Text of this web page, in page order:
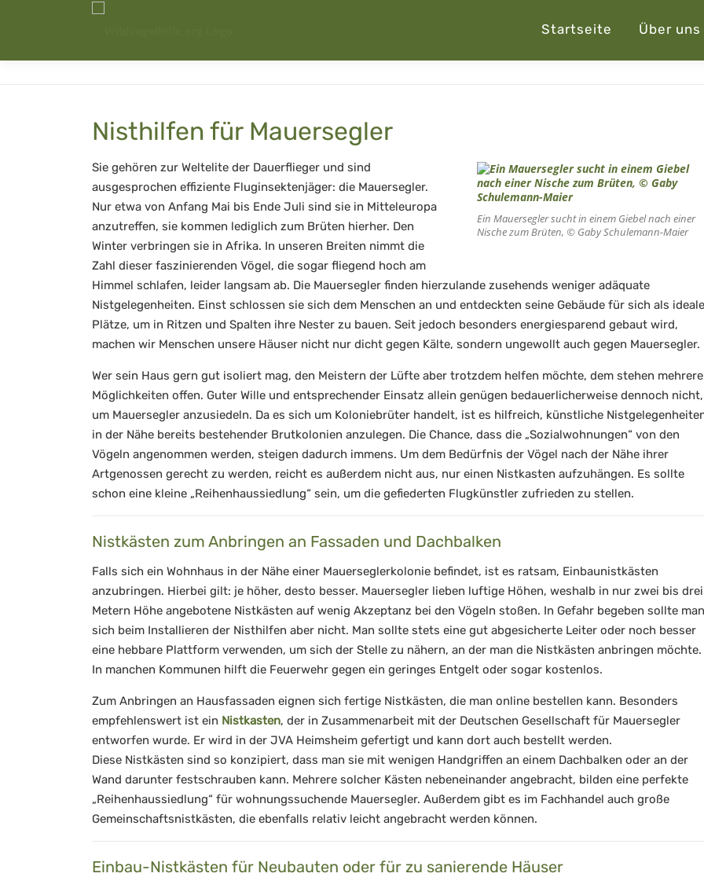
Startseite Über uns
Nisthilfen für Mauersegler
Ein Mauersegler sucht in einem Giebel nach einer
Nische zum Brüten, © Gaby Schulemann-Maier
Sie gehören zur Weltelite der Dauerflieger und sind
ausgesprochen effiziente Fluginsektenjäger: die Mauersegler.
Nur etwa von Anfang Mai bis Ende Juli sind sie in Mitteleuropa
anzutreffen, sie kommen lediglich zum Brüten hierher. Den
Winter verbringen sie in Afrika. In unseren Breiten nimmt die
Zahl dieser faszinierenden Vögel, die sogar fliegend hoch am
Himmel schlafen, leider langsam ab. Die Mauersegler finden hierzulande zusehends weniger adäquate
Nistgelegenheiten. Einst schlossen sie sich dem Menschen an und entdeckten seine Gebäude für sich als ideale
Plätze, um in Ritzen und Spalten ihre Nester zu bauen. Seit jedoch besonders energiesparend gebaut wird,
machen wir Menschen unsere Häuser nicht nur dicht gegen Kälte, sondern ungewollt auch gegen Mauersegler.
Wer sein Haus gern gut isoliert mag, den Meistern der Lüfte aber trotzdem helfen möchte, dem stehen mehrere
Möglichkeiten offen. Guter Wille und entsprechender Einsatz allein genügen bedauerlicherweise dennoch nicht,
um Mauersegler anzusiedeln. Da es sich um Koloniebrüter handelt, ist es hilfreich, künstliche
in der Nähe bereits bestehender Brutkolonien anzulegen. Die Chance, dass die „Sozialwohnungen“ von den
Vögeln angenommen werden, steigen dadurch immens. Um dem Bedürfnis der Vögel nach der Nähe ihrer
Artgenossen gerecht zu werden, reicht es außerdem nicht aus, nur einen Nistkasten aufzuhängen. Es sollte
schon eine kleine „Reihenhaussiedlung“ sein, um die gefiederten Flugkünstler zufrieden zu stellen.
Nistkästen zum Anbringen an Fassaden und Dachbalken
Falls sich ein Wohnhaus in der Nähe einer Mauerseglerkolonie befindet, ist es ratsam, Einbaunistkästen
anzubringen. Hierbei gilt: je höher, desto besser. Mauersegler lieben luftige Höhen, weshalb in nur zwei bis drei
Metern Höhe angebotene Nistkästen auf wenig Akzeptanz bei den Vögeln stoßen. In Gefahr begeben sollte man
sich beim Installieren der Nisthilfen aber nicht. Man sollte stets eine gut abgesicherte Leiter oder noch besser
eine hebbare Plattform verwenden, um sich der Stelle zu nähern, an der man die Nistkästen anbringen möchte.
In manchen Kommunen hilft die Feuerwehr gegen ein geringes Entgelt oder sogar kostenlos.
Zum Anbringen an Hausfassaden eignen sich fertige Nistkästen, die man online bestellen kann. Besonders
empfehlenswert ist ein Nistkasten, der in Zusammenarbeit mit der Deutschen Gesellschaft für Mauersegler
entworfen wurde. Er wird in der JVA Heimsheim gefertigt und kann dort auch bestellt werden.
Diese Nistkästen sind so konzipiert, dass man sie mit wenigen Handgriffen an einem Dachbalken oder an der
Wand darunter festschrauben kann. Mehrere solcher Kästen nebeneinander angebracht, bilden eine perfekte
„Reihenhaussiedlung“ für wohnungssuchende Mauersegler. Außerdem gibt es im Fachhandel auch große
Gemeinschaftsnistkästen, die ebenfalls relativ leicht angebracht werden können.
Einbau-Nistkästen für Neubauten oder für zu sanierende Häuser